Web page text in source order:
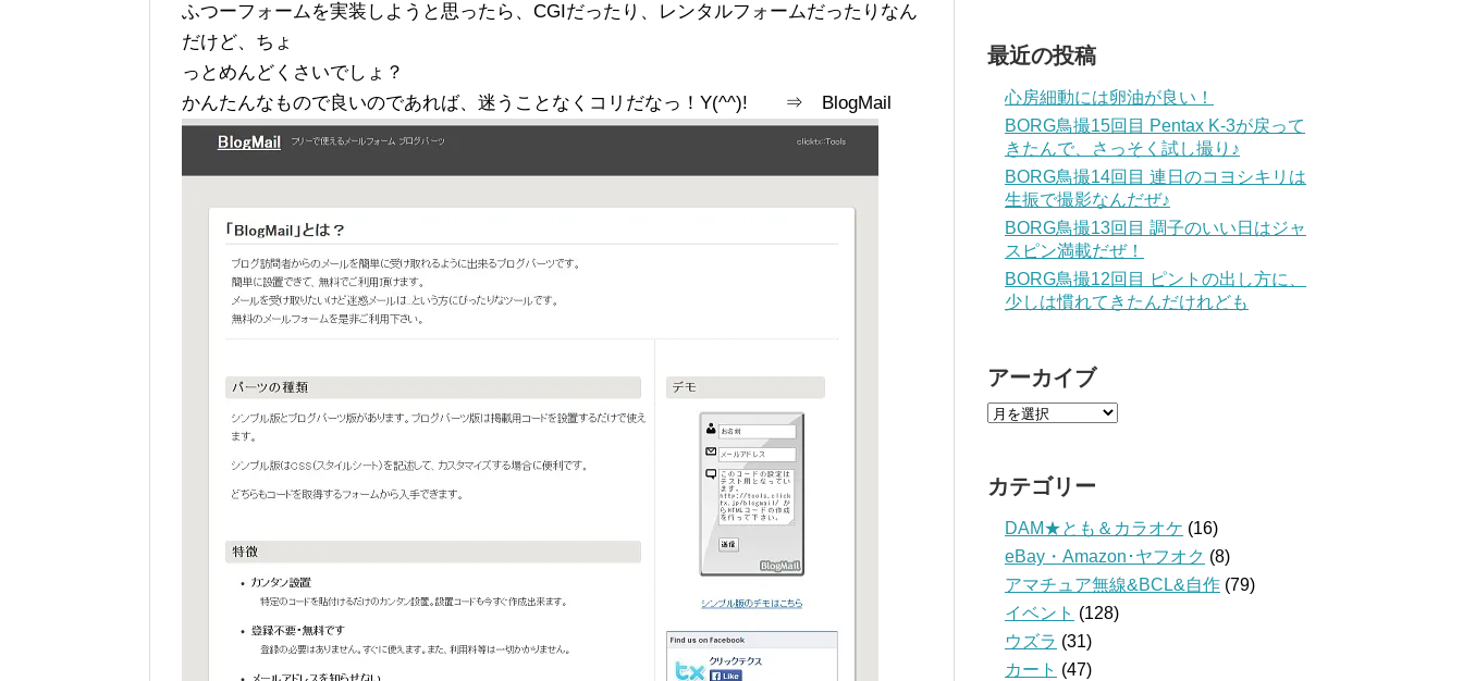
ふつーフォームを実装しようと思ったら、CGIだったり、レンタルフォームだったりなん
だけど、ちょ
っとめんどくさいでしょ？
かんたんなもので良いのであれば、迷うことなくコリだなっ！Y(^^)! ⇒ BlogMail
最近の投稿
心房細動には卵油が良い！
BORG鳥撮15回目 Pentax K-3が戻って
きたんで、さっそく試し撮り♪
BORG鳥撮14回目 連日のコヨシキリは
生振で撮影なんだぜ♪
BORG鳥撮13回目 調子のいい日はジャ
スピン満載だぜ！
BORG鳥撮12回目 ピントの出し方に、
少しは慣れてきたんだけれども
アーカイブ
カテゴリー
DAM★とも＆カラオケ (16)
eBay・Amazon･ヤフオク (8)
アマチュア無線&BCL&自作 (79)
イベント (128)
ウズラ (31)
カート (47)